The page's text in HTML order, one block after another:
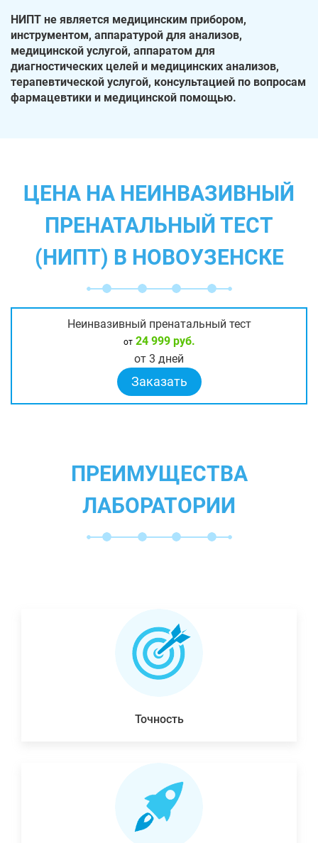
НИПТ не является медицинским прибором,
инструментом, аппаратурой для анализов,
медицинской услугой, аппаратом для
диагностических целей и медицинских анализов,
терапевтической услугой, консультацией по вопросам
фармацевтики и медицинской помощью.
ЦЕНА НА НЕИНВАЗИВНЫЙ
ПРЕНАТАЛЬНЫЙ ТЕСТ
(НИПТ) В НОВОУЗЕНСКЕ
Неинвазивный пренатальный тест
от24 999 руб.
от 3 дней
Заказать
ПРЕИМУЩЕСТВА
ЛАБОРАТОРИИ
Точность